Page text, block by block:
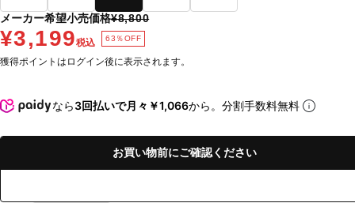
メーカー希望小売価格¥8,800
¥3,199税込 63％OFF
獲得ポイントはログイン後に表示されます。
なら3回払いで月々￥1,066から。分割手数料無料
お買い物前にご確認ください